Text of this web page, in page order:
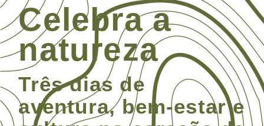
Celebra a
natureza
Três dias de
aventura, bem-estar e